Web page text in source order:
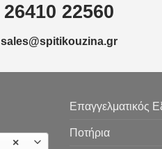
26410 22560
sales@spitikouzina.gr
×
Επαγγελματικός
Ποτήρια